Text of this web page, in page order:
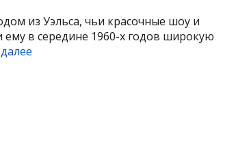
из Уэльса, чьи красочные шоу и
в середине 1960-х годов широкую